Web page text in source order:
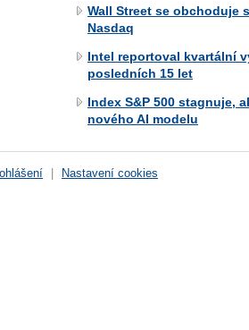
Wall Street se obchoduje
Nasdaq
Intel reportoval kvartální
posledních 15 let
Index S&P 500 stagnuje,
nového AI modelu
| Nastavení cookies